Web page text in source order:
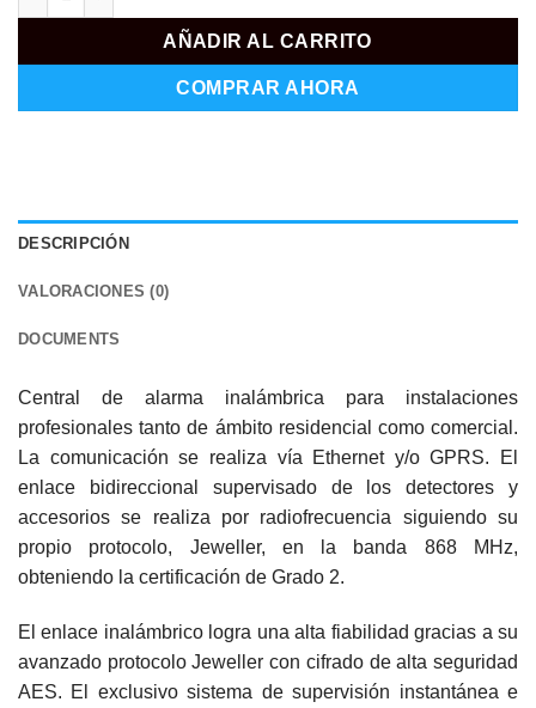
AÑADIR AL CARRITO
COMPRAR AHORA
DESCRIPCIÓN
VALORACIONES (0)
DOCUMENTS
Central de alarma inalámbrica para instalaciones
profesionales tanto de ámbito residencial como comercial.
La comunicación se realiza vía Ethernet y/o GPRS. El
enlace bidireccional supervisado de los detectores y
accesorios se realiza por radiofrecuencia siguiendo su
propio protocolo, Jeweller, en la banda 868 MHz,
obteniendo la certificación de Grado 2.
El enlace inalámbrico logra una alta fiabilidad gracias a su
avanzado protocolo Jeweller con cifrado de alta seguridad
AES. El exclusivo sistema de supervisión instantánea e